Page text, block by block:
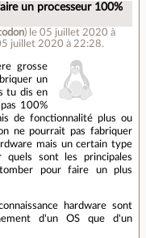
un processeur 100%
) le 05 juillet 2020 à
juillet 2020 à 22:28.
grosse
un
tu dis en
100%
de fonctionnalité plus ou
ne pourrait pas fabriquer
mais un certain type
quels sont les principales
pour faire un plus
hardware sont
d'un OS que d'un